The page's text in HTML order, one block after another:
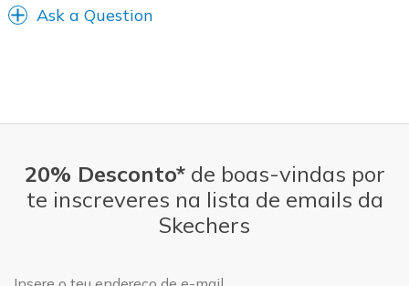
Ask a Question
20% Desconto*de boas-vindas por
te inscreveres na lista de emails da
Skechers
Endereço de e-mail